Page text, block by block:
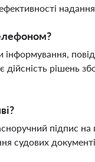
інформування,
рішень
підпис на
судових